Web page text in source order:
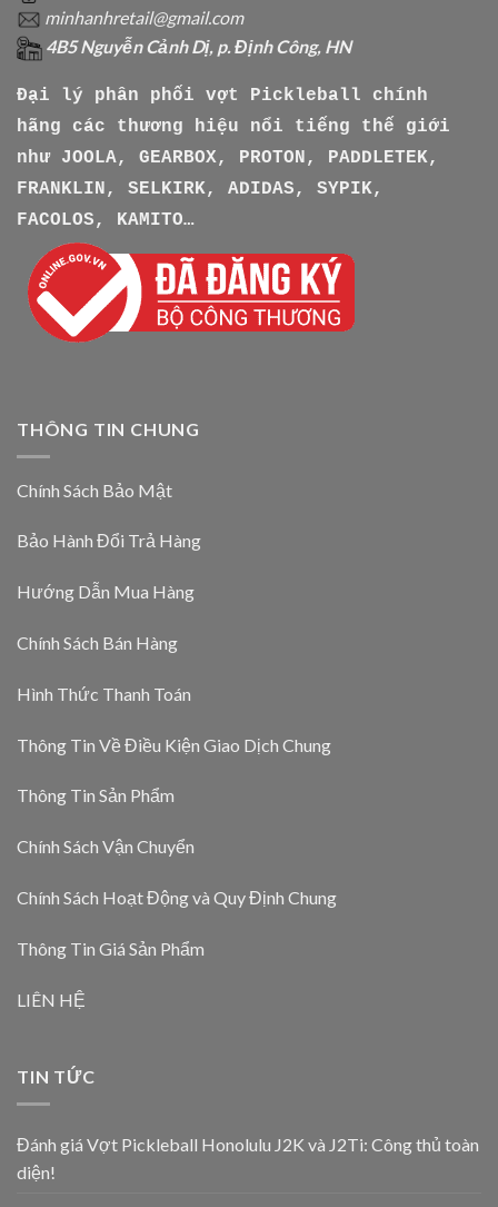
minhanhretail@gmail.com
4B5 Nguyễn Cảnh Dị, p. Định Công, HN
Đại lý phân phối vợt Pickleball chính
hãng các thương hiệu nổi tiếng thế giới
như
JOOLA, GEARBOX, PROTON, PADDLETEK,
FRANKLIN, SELKIRK, ADIDAS, SYPIK,
FACOLOS, KAMITO…
THÔNG TIN CHUNG
Chính Sách Bảo Mật
Bảo Hành Đổi Trả Hàng
Hướng Dẫn Mua Hàng
Chính Sách Bán Hàng
Hình Thức Thanh Toán
Thông Tin Về Điều Kiện Giao Dịch Chung
Thông Tin Sản Phẩm
Chính Sách Vận Chuyển
Chính Sách Hoạt Động và Quy Định Chung
Thông Tin Giá Sản Phẩm
LIÊN HỆ
TIN TỨC
Đánh giá Vợt Pickleball Honolulu J2K và J2Ti: Công thủ toàn
diện!